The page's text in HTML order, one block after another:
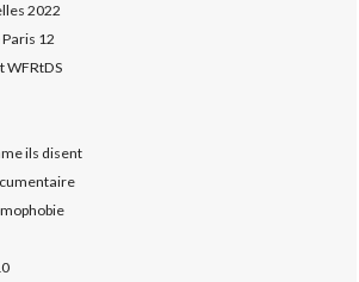
2022
12
WFRtDS
ils disent